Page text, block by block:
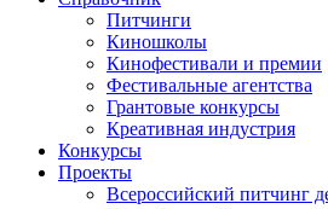
Питчинги
Киношколы
Кинофестивали и премии
Фестивальные агентства
Грантовые конкурсы
Креативная индустрия
Конкурсы
Проекты
Всероссийский питчинг